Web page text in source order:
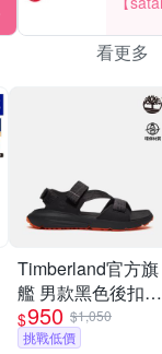
一件
看更多
Timberland官方旗
艦 男款黑色後扣式
涼鞋|A6DPPETY
$950 $1,050
挑戰低價